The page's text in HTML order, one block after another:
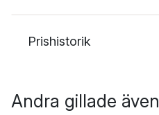
Prishistorik
Andra gillade även